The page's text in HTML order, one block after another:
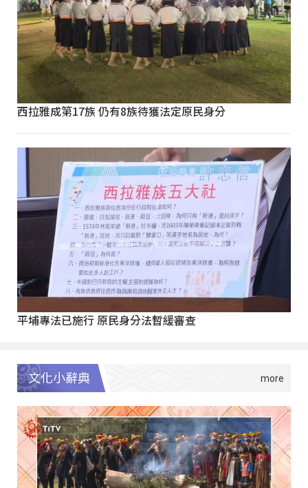
西拉雅成第17族 仍有8族待獲法定原民身分
平埔專法已施行 原民身分法暫緩審查
文化小辭典